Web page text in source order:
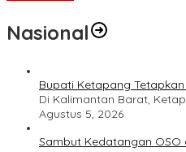
Nasional
Bupati Ketapang
Di Kalimantan Barat,
Agustus 5, 2026
Sambut Kedatangan OSO